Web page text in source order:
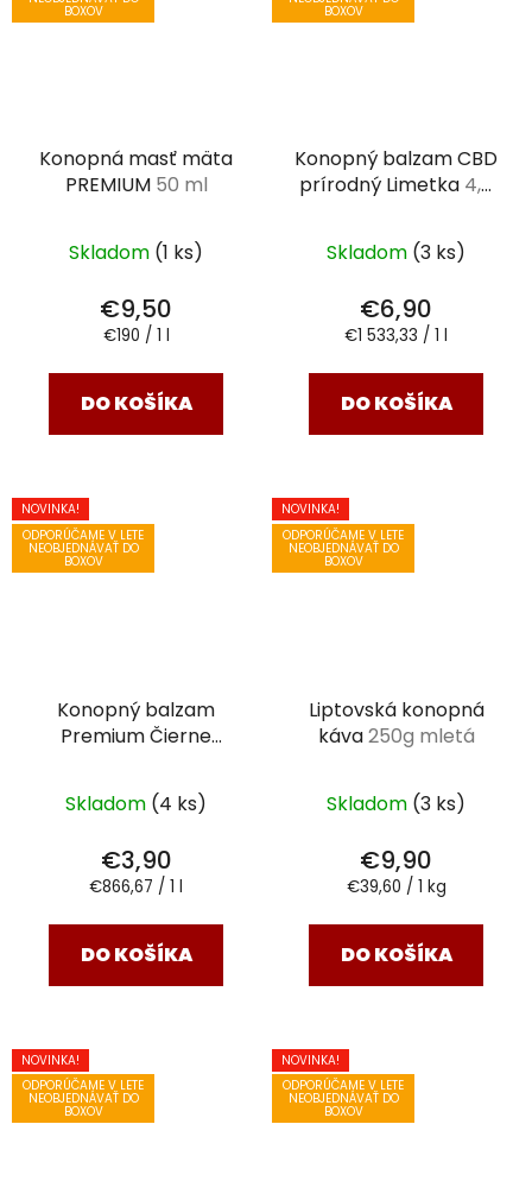
BOXOV
Konopná masť mäta
PREMIUM 50 ml
Skladom (1 ks)
€9,50
Jednotková
€190 / 1 l
DO KOŠÍKA
BOXOV
Konopný balzam CBD
prírodný Limetka 4,5
Skladom (3 ks)
€6,90
Jednotková
€1 533,33 / 1 l
DO KOŠÍKA
NOVINKA!
ODPORÚČAME V LETE
NEOBJEDNÁVAŤ DO
BOXOV
Konopný balzam
Premium Čierne
Skladom (4 ks)
€3,90
Jednotková
€866,67 / 1 l
DO KOŠÍKA
NOVINKA!
ODPORÚČAME V LETE
NEOBJEDNÁVAŤ DO
BOXOV
Liptovská konopná
káva250g mletá
Skladom (3 ks)
€9,90
Jednotková
€39,60 / 1 kg
DO KOŠÍKA
NOVINKA!
ODPORÚČAME V LETE
NEOBJEDNÁVAŤ DO
BOXOV
NOVINKA!
ODPORÚČAME V LETE
NEOBJEDNÁVAŤ DO
BOXOV